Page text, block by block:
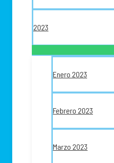
2023
Enero 2023
Febrero 2023
Marzo 2023